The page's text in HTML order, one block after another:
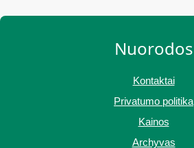
Nuorodos
Kontaktai
Privatumo politika
Kainos
Archyvas